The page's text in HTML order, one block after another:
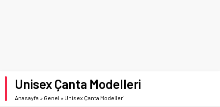
Unisex Çanta Modelleri
Anasayfa » Genel » Unisex Çanta Modelleri